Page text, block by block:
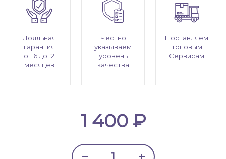
Лояльная
гарантия
от 6 до 12
месяцев
Честно
указываем
уровень
качества
Поставляем
топовым
Сервисам
1 400 ₽